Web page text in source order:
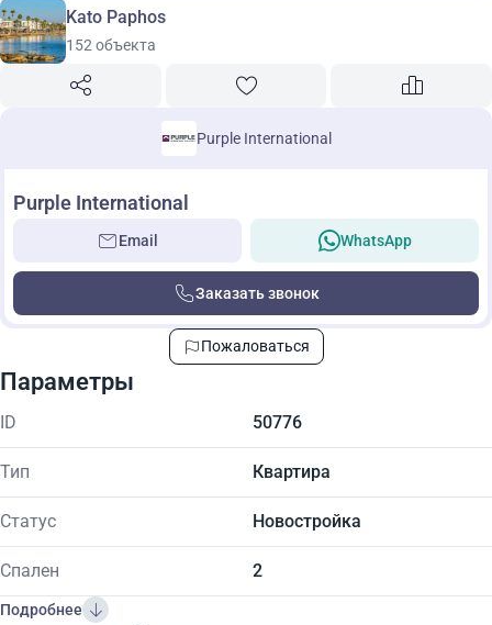
Kato Paphos
152 объекта
Purple International
Purple International
Email WhatsApp
Заказать звонок
Пожаловаться
Параметры
ID 50776
Тип Квартира
Статус Новостройка
Спален 2
Подробнее